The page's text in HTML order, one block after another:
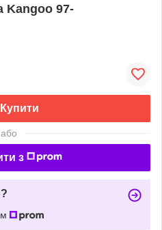
Kangoo 97-
Купити
або
з